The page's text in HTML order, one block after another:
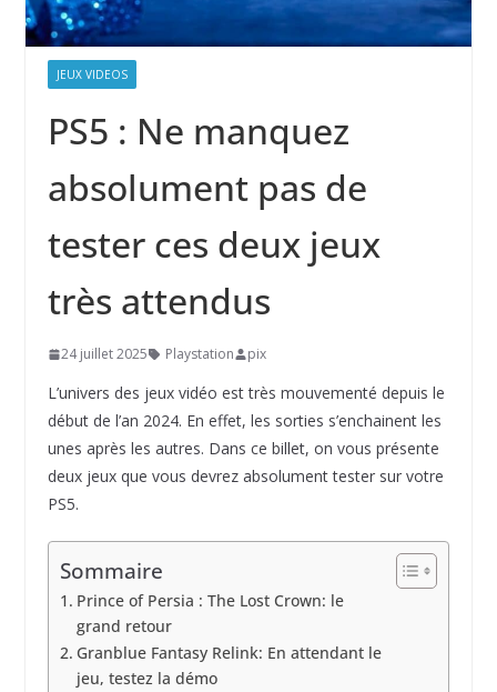
JEUX VIDEOS
PS5 : Ne manquez
absolument pas de
tester ces deux jeux
très attendus
24 juillet 2025 Playstation pix
L’univers des jeux vidéo est très mouvementé depuis le
début de l’an 2024. En effet, les sorties s’enchainent les
unes après les autres. Dans ce billet, on vous présente
deux jeux que vous devrez absolument tester sur votre
PS5.
Sommaire
Prince of Persia : The Lost Crown: le
grand retour
Granblue Fantasy Relink: En attendant le
jeu, testez la démo